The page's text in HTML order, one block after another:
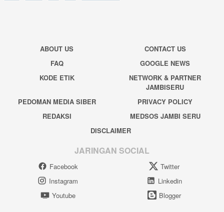
ABOUT US
CONTACT US
FAQ
GOOGLE NEWS
KODE ETIK
NETWORK & PARTNER
JAMBISERU
PEDOMAN MEDIA SIBER
PRIVACY POLICY
REDAKSI
MEDSOS JAMBI SERU
DISCLAIMER
JARINGAN SOCIAL
Facebook
Twitter
Instagram
Linkedin
Youtube
Blogger